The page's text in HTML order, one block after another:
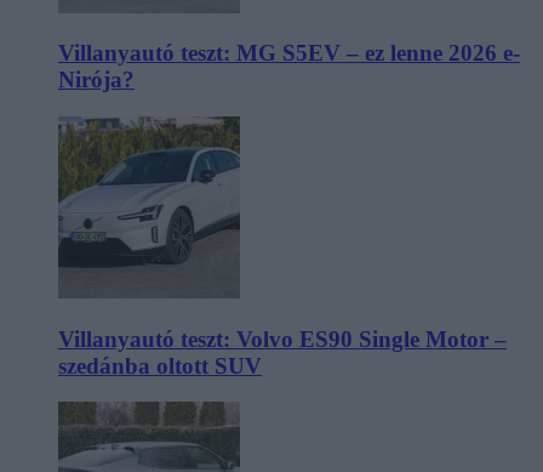
Villanyautó teszt: MG S5EV – ez lenne 2026 e-
Nirója?
Villanyautó teszt: Volvo ES90 Single Motor –
szedánba oltott SUV